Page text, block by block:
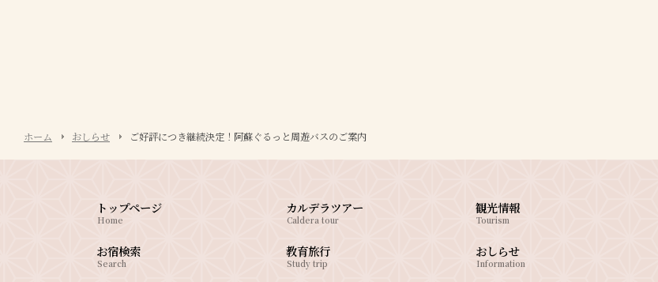
ホーム おしらせ ご好評につき継続決定！阿蘇ぐるっと周遊バスのご案内
トップページ
Home
お宿検索
Search
カルデラツアー
Caldera tour
教育旅行
Study trip
観光情報
Tourism
おしらせ
Information